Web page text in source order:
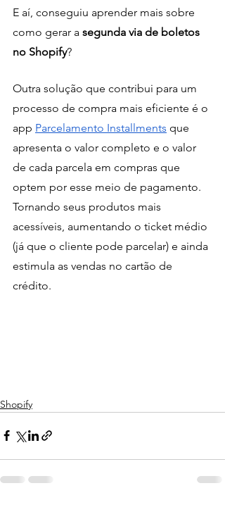
E aí, conseguiu aprender mais sobre
como gerar a segunda via de boletos
no Shopify?
Outra solução que contribui para um
processo de compra mais eficiente é o
app Parcelamento Installments que
apresenta o valor completo e o valor
de cada parcela em compras que
optem por esse meio de pagamento.
Tornando seus produtos mais
acessíveis, aumentando o ticket médio
(já que o cliente pode parcelar) e ainda
estimula as vendas no cartão de
crédito.
Shopify